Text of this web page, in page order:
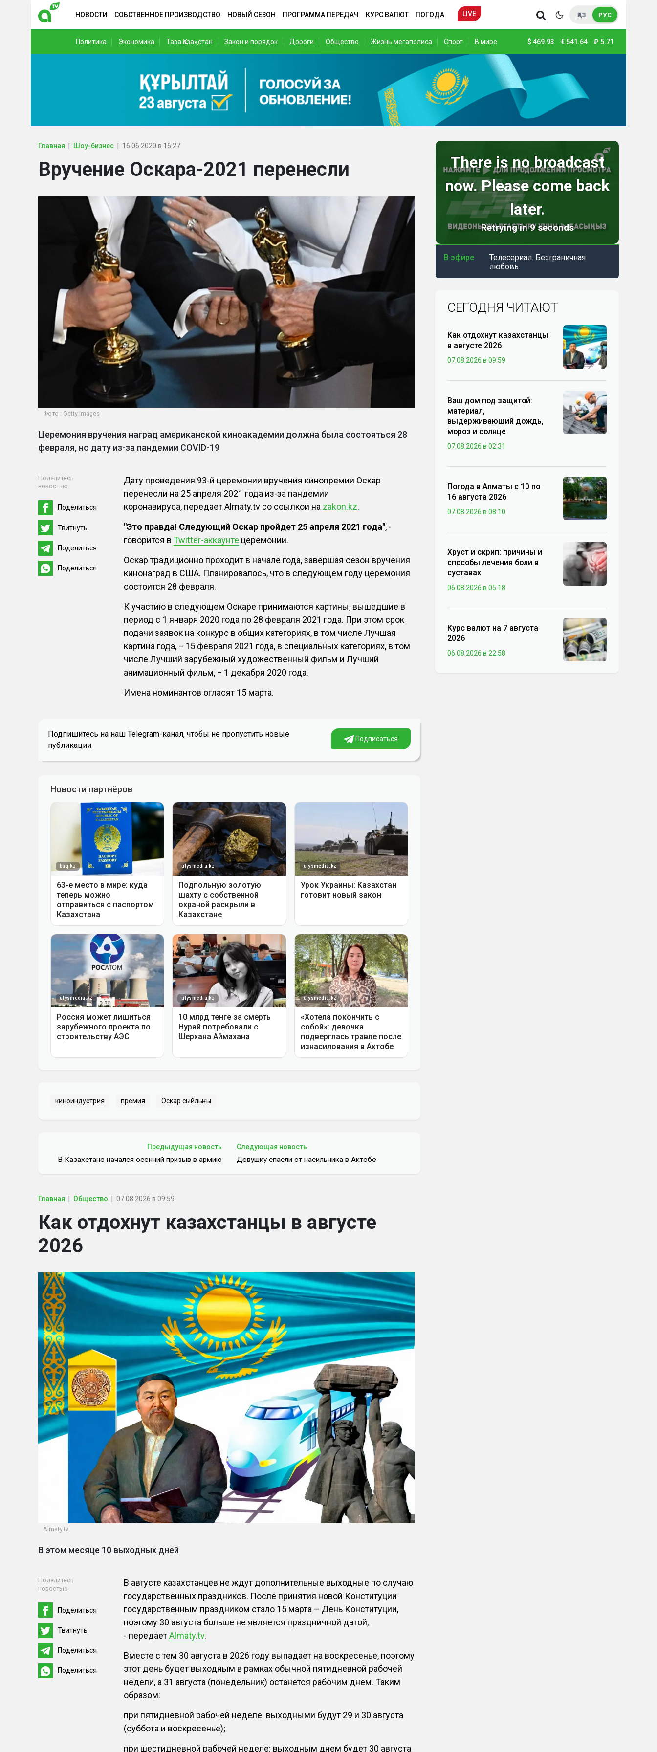
НОВОСТИ СОБСТВЕННОЕ ПРОИЗВОДСТВО НОВЫЙ СЕЗОН ПРОГРАММА ПЕРЕДАЧ КУРС ВАЛЮТ ПОГОДА LIVE ҚАЗ РУС
Политика Экономика Таза Қазақстан Закон и порядок Дороги Общество Жизнь мегаполиса Спорт В мире $ 469.93 € 541.64 ₽ 5.71
Главная Шоу-бизнес 16.06.2020 в 16:27
Вручение Оскара-2021 перенесли
Фото : Getty Images
Церемония вручения наград американской киноакадемии должна была состояться 28
февраля, но дату из-за пандемии COVID-19
Поделитесь
новостью
Поделиться
Твитнуть
Поделиться
Поделиться
Дату проведения 93-й церемонии вручения кинопремии Оскар
перенесли на 25 апреля 2021 года из-за пандемии
коронавируса, передает Almaty.tv со ссылкой на zakon.kz.
"Это правда! Следующий Оскар пройдет 25 апреля 2021 года", -
говорится в Twitter-аккаунте церемонии.
Оскар традиционно проходит в начале года, завершая сезон вручения
кинонаград в США. Планировалось, что в следующем году церемония
состоится 28 февраля.
К участию в следующем Оскаре принимаются картины, вышедшие в
период с 1 января 2020 года по 28 февраля 2021 года. При этом срок
подачи заявок на конкурс в общих категориях, в том числе Лучшая
картина года, − 15 февраля 2021 года, в специальных категориях, в том
числе Лучший зарубежный художественный фильм и Лучший
анимационный фильм, − 1 декабря 2020 года.
Имена номинантов огласят 15 марта.
Подпишитесь на наш Telegram-канал, чтобы не пропустить новые
публикации
Подписаться
киноиндустрия премия Оскар сыйлығы
Предыдущая новость
В Казахстане начался осенний призыв в армию
Следующая новость
Девушку спасли от насильника в Актобе
Главная Общество 07.08.2026 в 09:59
Как отдохнут казахстанцы в августе
2026
Almaty.tv
В этом месяце 10 выходных дней
Поделитесь
новостью
Поделиться
Твитнуть
Поделиться
Поделиться
В августе казахстанцев не ждут дополнительные выходные по случаю
государственных праздников. После принятия новой Конституции
государственным праздником стало 15 марта – День Конституции,
поэтому 30 августа больше не является праздничной датой,
- передаетAlmaty.tv.
Вместе с тем 30 августа в 2026 году выпадает на воскресенье, поэтому
этот день будет выходным в рамках обычной пятидневной рабочей
недели, а 31 августа (понедельник) останется рабочим днем. Таким
образом:
при пятидневной рабочей неделе: выходными будут 29 и 30 августа
(суббота и воскресенье);
при шестидневной рабочей неделе: выходным днем будет 30 августа
В эфире
Телесериал. Безграничная
любовь
СЕГОДНЯ ЧИТАЮТ
Как отдохнут казахстанцы
в августе 2026
07.08.2026 в 09:59
Ваш дом под защитой:
материал,
выдерживающий дождь,
мороз и солнце
07.08.2026 в 02:31
Погода в Алматы с 10 по
16 августа 2026
07.08.2026 в 08:10
Хруст и скрип: причины и
способы лечения боли в
суставах
06.08.2026 в 05:18
Курс валют на 7 августа
2026
06.08.2026 в 22:58